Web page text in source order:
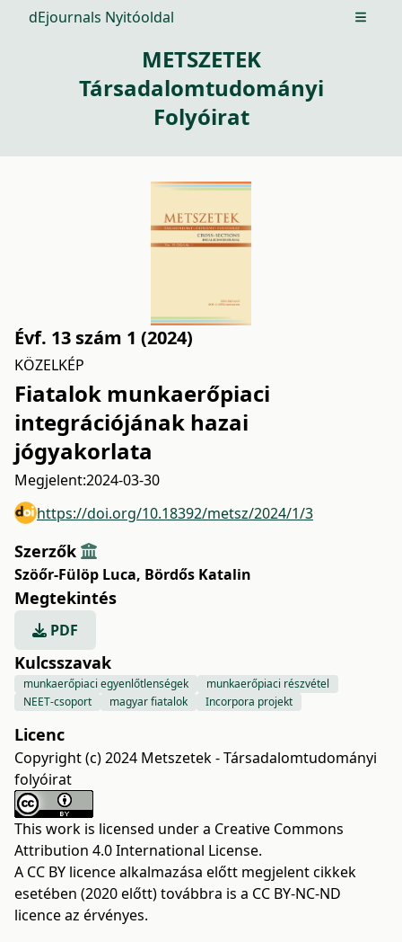
dEjournals Nyitóoldal Open
METSZETEK
Társadalomtudományi
Folyóirat
Évf. 13 szám 1 (2024)
KÖZELKÉP
Fiatalok munkaerőpiaci
integrációjának hazai
jógyakorlata
Megjelent:2024-03-30
https://doi.org/10.18392/metsz/2024/1/3
Szerzők
Szöőr-Fülöp Luca, Bördős Katalin
Megtekintés
PDF
Kulcsszavak
munkaerőpiaci egyenlőtlenségek
munkaerőpiaci részvétel
NEET-csoport
magyar fiatalok Incorpora projekt
Licenc
Copyright (c) 2024 Metszetek - Társadalomtudományi
folyóirat
This work is licensed under a Creative Commons
Attribution 4.0 International License.
A CC BY licence alkalmazása előtt megjelent cikkek
esetében (2020 előtt) továbbra is a CC BY-NC-ND
licence az érvényes.